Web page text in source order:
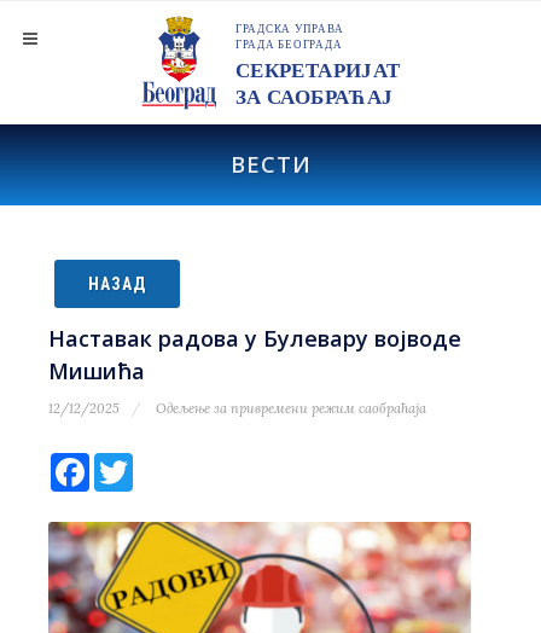
ВЕСТИ
НАЗАД
Наставак радова у Булевару војводе
Мишића
12/12/2025 Одељење за привремени режим саобраћаја
Facebook